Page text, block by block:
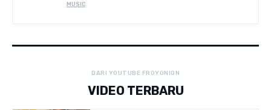
MUSIC
DARI YOUTUBE FROYONION
VIDEO TERBARU